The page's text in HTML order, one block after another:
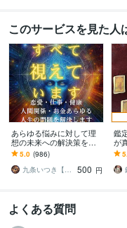
このサービスを見た人
あらゆる悩みに対して理
想の未来への解決策を授
けます 人生が上手くいか
ないと悩んでいる人に未
来を好転させる魂の導き
5.0 (986)
九条いつき【高次元宇宙霊視師】
500 円
鑑
が
屋
雷
よくある質問